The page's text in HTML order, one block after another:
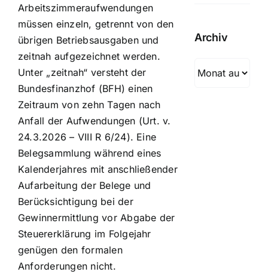
Arbeitszimmeraufwendungen
müssen einzeln, getrennt von den
übrigen Betriebsausgaben und
zeitnah aufgezeichnet werden.
Unter „zeitnah“ versteht der
Bundesfinanzhof (BFH) einen
Zeitraum von zehn Tagen nach
Anfall der Aufwendungen (Urt. v.
24.3.2026 – VIII R 6/24). Eine
Belegsammlung während eines
Kalenderjahres mit anschließender
Aufarbeitung der Belege und
Berücksichtigung bei der
Gewinnermittlung vor Abgabe der
Steuererklärung im Folgejahr
genügen den formalen
Anforderungen nicht.
Archiv